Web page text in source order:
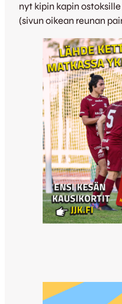
nyt kipin kapin
(sivun oikean reunan